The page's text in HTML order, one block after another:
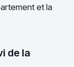
et la
de la